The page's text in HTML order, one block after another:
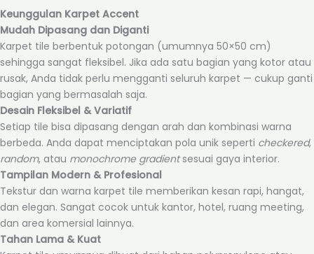
Keunggulan Karpet Accent
Mudah Dipasang dan Diganti
Karpet tile berbentuk potongan (umumnya 50×50 cm)
sehingga sangat fleksibel. Jika ada satu bagian yang kotor atau
rusak, Anda tidak perlu mengganti seluruh karpet — cukup ganti
bagian yang bermasalah saja.
Desain Fleksibel & Variatif
Setiap tile bisa dipasang dengan arah dan kombinasi warna
berbeda. Anda dapat menciptakan pola unik seperti checkered,
random, atau monochrome gradientsesuai gaya interior.
Tampilan Modern & Profesional
Tekstur dan warna karpet tile memberikan kesan rapi, hangat,
dan elegan. Sangat cocok untuk kantor, hotel, ruang meeting,
dan area komersial lainnya.
Tahan Lama & Kuat